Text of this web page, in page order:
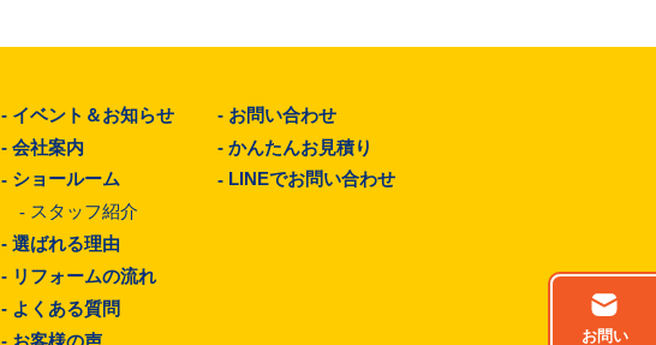
- イベント＆お知らせ
-会社案内
- ショールーム
- スタッフ紹介
-選ばれる理由
- リフォームの流れ
- よくある質問
- お問い合わせ
-かんたんお見積り
- LINEでお問い合わせ
お問い